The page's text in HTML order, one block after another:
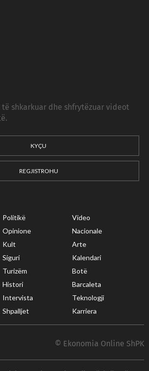
të shkarkuar dhe shfrytëzuar videot
KYÇU
REGJISTROHU
Politikë
Video
Opinione
Nacionale
Kult
Arte
Siguri
Kalendari
Turizëm
Botë
Histori
Barcaleta
Intervista
Teknologji
Shpalljet Karriera
© Ekonomia Online ShPK